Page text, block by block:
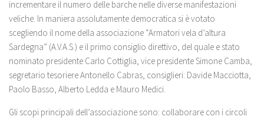
incrementare il numero delle barche nelle diverse manifestazioni
veliche. In maniera assolutamente democratica si è votato
scegliendo il nome della associazione “Armatori vela d’altura
Sardegna” (A.V.A.S.) e il primo consiglio direttivo, del quale e stato
nominato presidente Carlo Cottiglia, vice presidente Simone Camba,
segretario tesoriere Antonello Cabras, consiglieri: Davide Macciotta,
Paolo Basso, Alberto Ledda e Mauro Medici.
Gli scopi principali dell’associazione sono: collaborare con i circoli